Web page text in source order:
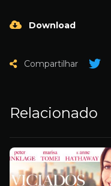
Download
Compartilhar
Relacionado